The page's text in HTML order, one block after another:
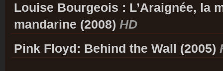
Louise Bourgeois : L’Araignée, la
mandarine (2008) HD
Pink Floyd: Behind the Wall (2005)